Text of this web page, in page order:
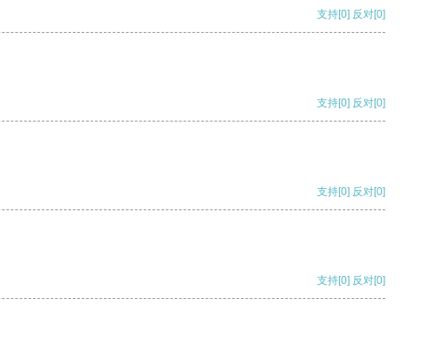
支持[0] 反对[0]
支持[0] 反对[0]
支持[0] 反对[0]
支持[0] 反对[0]